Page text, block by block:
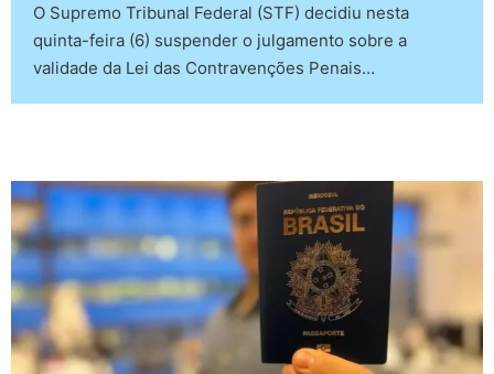
O Supremo Tribunal Federal (STF) decidiu nesta
quinta-feira (6) suspender o julgamento sobre a
validade da Lei das Contravenções Penais…